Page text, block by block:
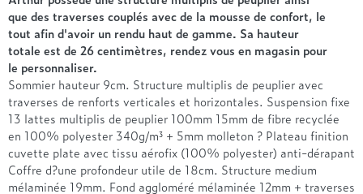
Simmons
Styldecor
Technilat
Tempur
Treca
que des traverses couplés avec de la mousse de confort, le
tout afin d'avoir un rendu haut de gamme. Sa hauteur
totale est de 26 centimètres, rendez vous en magasin pour
le personnaliser.
Sommier hauteur 9cm. Structure multiplis de peuplier avec
traverses de renforts verticales et horizontales. Suspension fixe
13 lattes multiplis de peuplier 100mm 15mm de fibre recyclée
en 100% polyester 340g/m³ + 5mm molleton ? Plateau finition
cuvette plate avec tissu aérofix (100% polyester) anti-dérapant
Coffre d?une profondeur utile de 18cm. Structure medium
mélaminée 19mm. Fond aggloméré mélaminée 12mm + traverses